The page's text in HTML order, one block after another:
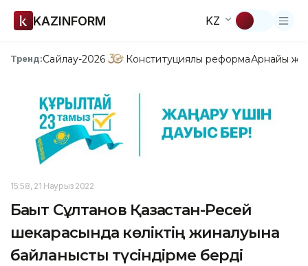
KAZINFORM KZ
Тренд:Сайлау-2026 Конституциялық реформаАрнайы
15:58, 21 Наурыз 2022
Бақыт Сұлтанов Қазақстан-Ресей
шекарасында көліктің жиналуына
байланысты түсіндірме берді